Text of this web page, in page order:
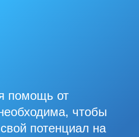
помощь от
чтобы
потенциал на